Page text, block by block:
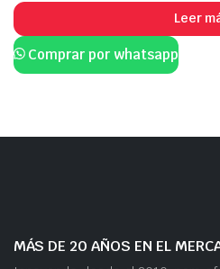
Leer
Comprar por whatsapp
MÁS DE 20 AÑOS EN EL